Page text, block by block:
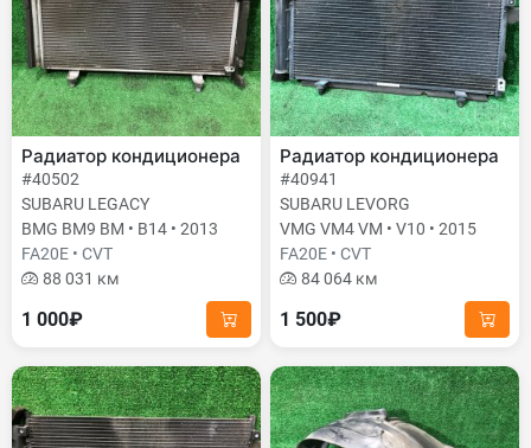
Радиатор кондиционера
#40502
SUBARU LEGACY
BMG BM9 BM • B14 • 2013
FA20E • CVT
88 031 км
1 000₽
Радиатор кондиционера
#40941
SUBARU LEVORG
VMG VM4 VM • V10 • 2015
FA20E • CVT
84 064 км
1 500₽